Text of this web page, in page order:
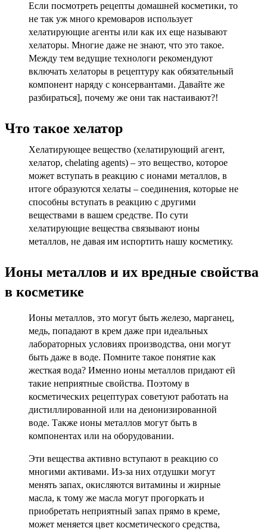
Если посмотреть рецепты домашней косметики, то
не так уж много кремоваров использует
хелатирующие агенты или как их еще называют
хелаторы. Многие даже не знают, что это такое.
Между тем ведущие технологи рекомендуют
включать хелаторы в рецептуру как обязательный
компонент наряду с консервантами. Давайте же
разбираться], почему же они так настаивают?!
Что такое хелатор
Хелатирующее вещество (хелатирующий агент,
хелатор, chelating agents) – это вещество, которое
может вступать в реакцию с ионами металлов, в
итоге образуются хелаты – соединения, которые не
способны вступать в реакцию с другими
веществами в вашем средстве. По сути
хелатирующие вещества связывают ионы
металлов, не давая им испортить нашу косметику.
Ионы металлов и их вредные свойства
в косметике
Ионы металлов, это могут быть железо, марганец,
медь, попадают в крем даже при идеальных
лабораторных условиях производства, они могут
быть даже в воде. Помните такое понятие как
жесткая вода? Именно ионы металлов придают ей
такие неприятные свойства. Поэтому в
косметических рецептурах советуют работать на
дистиллированной или на деионизированной
воде. Также ионы металлов могут быть в
компонентах или на оборудовании.
Эти вещества активно вступают в реакцию со
многими активами. Из-за них отдушки могут
менять запах, окисляются витамины и жирные
масла, к тому же масла могут прогоркать и
приобретать неприятный запах прямо в креме,
может меняется цвет косметического средства,